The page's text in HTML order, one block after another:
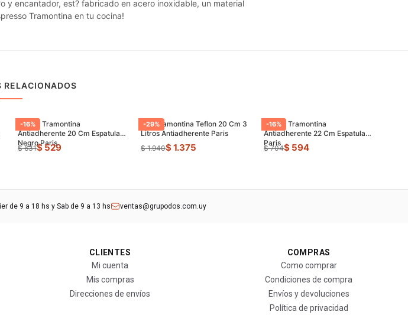
y encantador, est? fabricado en acero inoxidable, un material
Tramontina en tu cocina!
RELACIONADOS
-16%
Sarten Tramontina
Antiadherente 20 Cm Espatula
Negro Paris
$ 631$ 529
-29%
Olla Tramontina Teflon 20 Cm 3
Litros Antiadherente Paris
$ 1.940$ 1.375
-16%
Sarten Tramontina
Antiadherente 22 Cm Espatula
Paris
$ 704$ 594
de 9 a 18 hs y Sab de 9 a 13 hs ventas@grupodos.com.uy
CLIENTES
Mi cuenta
Mis compras
Direcciones de envíos
COMPRAS
Como comprar
Condiciones de compra
Envíos y devoluciones
Política de privacidad